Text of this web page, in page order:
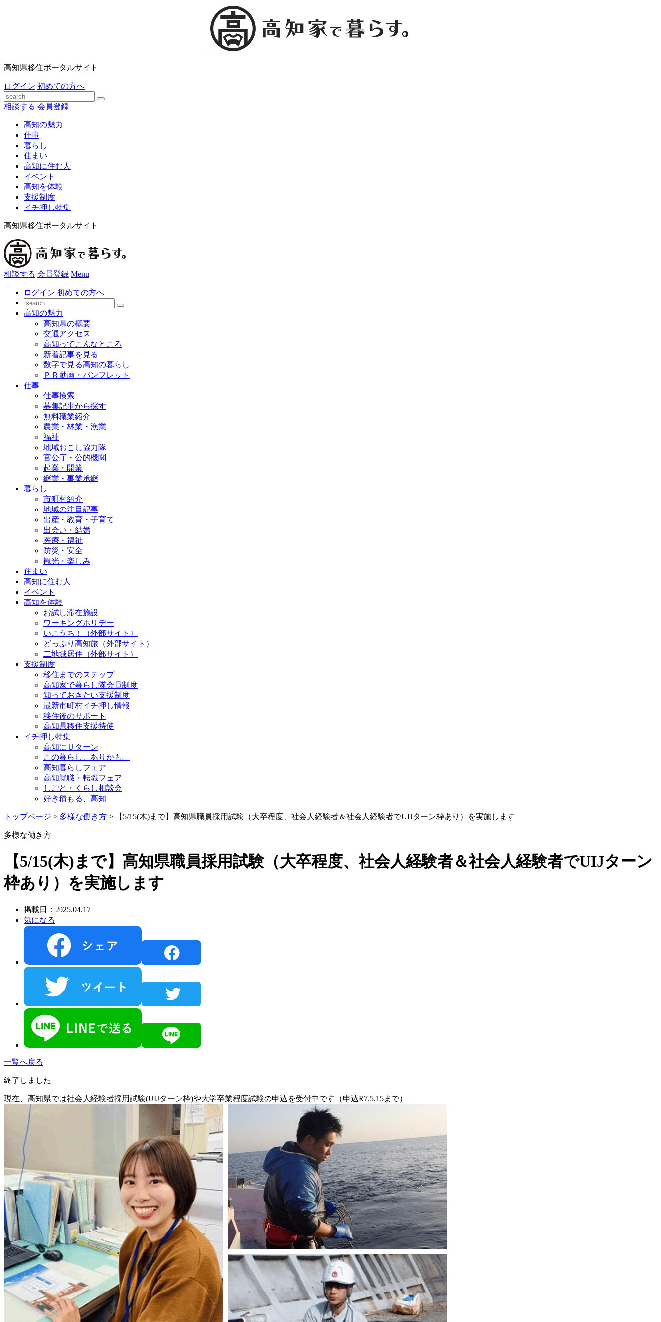
高知県移住ポータルサイト
ログイン 初めての方へ
相談する 会員登録
高知の魅力
仕事
暮らし
住まい
高知に住む人
イベント
高知を体験
支援制度
イチ押し特集
高知県移住ポータルサイト
相談する 会員登録 Menu
ログイン 初めての方へ
高知の魅力
高知県の概要
交通アクセス
高知ってこんなところ
新着記事を見る
数字で見る高知の暮らし
ＰＲ動画・パンフレット
仕事
仕事検索
募集記事から探す
無料職業紹介
農業・林業・漁業
福祉
地域おこし協力隊
官公庁・公的機関
起業・開業
継業・事業承継
暮らし
市町村紹介
地域の注目記事
出産・教育・子育て
出会い・結婚
医療・福祉
防災・安全
観光・楽しみ
住まい
高知に住む人
イベント
高知を体験
お試し滞在施設
ワーキングホリデー
いこうち！（外部サイト）
どっぷり高知旅（外部サイト）
二地域居住（外部サイト）
支援制度
移住までのステップ
高知家で暮らし隊会員制度
知っておきたい支援制度
最新市町村イチ押し情報
移住後のサポート
高知県移住支援特使
イチ押し特集
高知にＵターン
この暮らし、ありかも。
高知暮らしフェア
高知就職・転職フェア
しごと・くらし相談会
好き積もる、高知
トップページ > 多様な働き方 > 【5/15(木)まで】高知県職員採用試験（大卒程度、社会人経験者＆社会人経験者でUIJターン枠あり）を実施します
多様な働き方
【5/15(木)まで】高知県職員採用試験（大卒程度、社会人経験者＆社会人経験者でUIJターン
枠あり）を実施します
掲載日：2025.04.17
気になる
一覧へ戻る
終了しました
現在、高知県では社会人経験者採用試験(UIJターン枠)や大学卒業程度試験の申込を受付中です（申込R7.5.15まで）